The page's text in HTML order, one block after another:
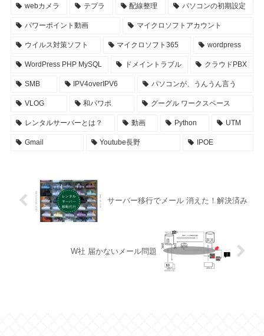
webカメラ テプラ 配線整理 パソコンの初期設定
パワーポイント動画 マイクロソフトアカウント
ウイルス対策ソフト マイクロソフト365 wordpress
WordPress PHP MySQL ドメイントラブル クラウドPBX
SMB IPV4overIPV6 パソコンが、うんうん言う
VLOG 和パワポ グーグル ワークスペース
レンタルサーバーとは？ 動画 Python UTM
Gmail Youtube長野 IPOE
サーバー移行でメール 消えた！解決済み
W社 届かないメール問題